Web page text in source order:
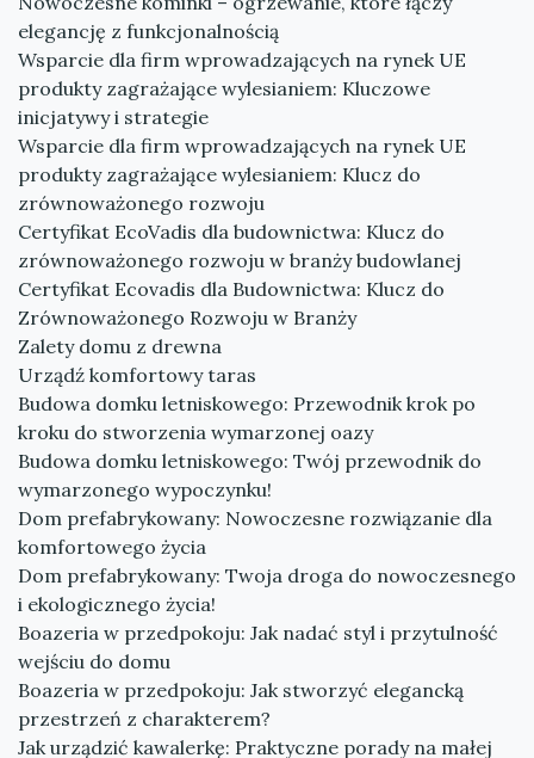
elegancję z funkcjonalnością
Wsparcie dla firm wprowadzających na rynek UE
produkty zagrażające wylesianiem: Kluczowe
inicjatywy i strategie
Wsparcie dla firm wprowadzających na rynek UE
produkty zagrażające wylesianiem: Klucz do
zrównoważonego rozwoju
Certyfikat EcoVadis dla budownictwa: Klucz do
zrównoważonego rozwoju w branży budowlanej
Certyfikat Ecovadis dla Budownictwa: Klucz do
Zrównoważonego Rozwoju w Branży
Zalety domu z drewna
Urządź komfortowy taras
Budowa domku letniskowego: Przewodnik krok po
kroku do stworzenia wymarzonej oazy
Budowa domku letniskowego: Twój przewodnik do
wymarzonego wypoczynku!
Dom prefabrykowany: Nowoczesne rozwiązanie dla
komfortowego życia
Dom prefabrykowany: Twoja droga do nowoczesnego
i ekologicznego życia!
Boazeria w przedpokoju: Jak nadać styl i przytulność
wejściu do domu
Boazeria w przedpokoju: Jak stworzyć elegancką
przestrzeń z charakterem?
Jak urządzić kawalerkę: Praktyczne porady na małej